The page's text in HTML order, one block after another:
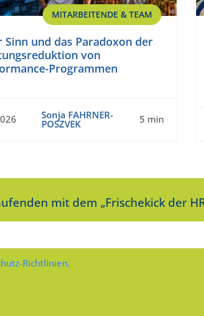
MITARBEITENDE & TEAM
Sinn und das Paradoxon der
von
Programmen
Sonja FAHRNER-
POSZVEK 5 min
mit dem „Frischekick der
Richtlinien.